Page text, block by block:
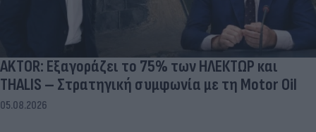
AKTOR: Εξαγοράζει το 75% των ΗΛΕΚΤΩΡ και
THALIS – Στρατηγική συμφωνία με τη Motor Oil
05.08.2026